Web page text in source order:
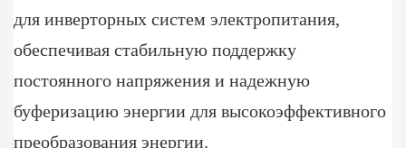
для инверторных систем электропитания,
обеспечивая стабильную поддержку
постоянного напряжения и надежную
буферизацию энергии для высокоэффективного
преобразования энергии.